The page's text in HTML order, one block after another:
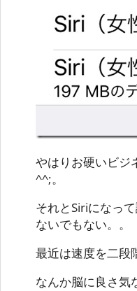
やはりお硬いビジ
^^;。
それとSiriになっ
ないでもない。。
最近は速度を二段
なんか脳に良さ気